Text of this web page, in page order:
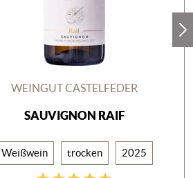
WEINGUT CASTELFEDER
SAUVIGNON RAIF
Weißwein trocken 2025